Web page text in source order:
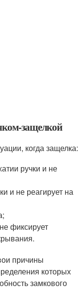
защелкой
когда защелка:
ручки и не
и не реагирует на
фиксирует
причины
которых
замкового